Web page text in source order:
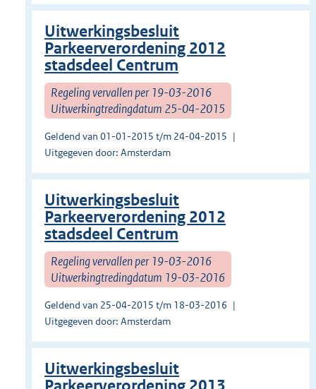
Uitwerkingsbesluit
Parkeerverordening 2012
stadsdeel Centrum
Regeling vervallen per 19-03-2016
Uitwerkingtredingdatum 25-04-2015
Geldend van 01-01-2015 t/m 24-04-2015
Uitgegeven door: Amsterdam
Uitwerkingsbesluit
Parkeerverordening 2012
stadsdeel Centrum
Regeling vervallen per 19-03-2016
Uitwerkingtredingdatum 19-03-2016
Geldend van 25-04-2015 t/m 18-03-2016
Uitgegeven door: Amsterdam
Uitwerkingsbesluit